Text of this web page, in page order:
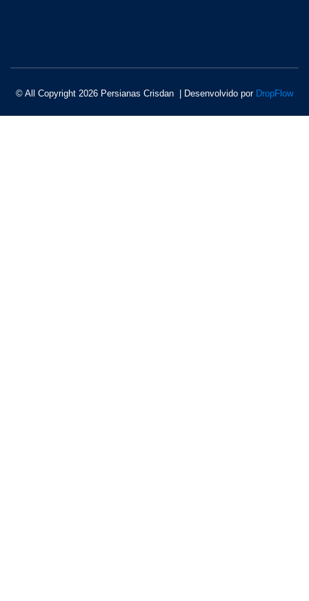
© All Copyright 2026 Persianas Crisdan | Desenvolvido por DropFlow